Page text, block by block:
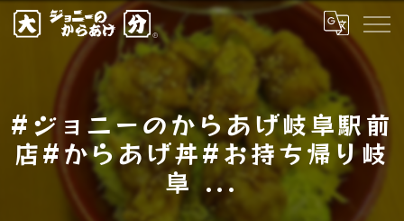
#ジョニーのからあげ岐阜駅前
店#からあげ丼#お持ち帰り岐
阜 ...